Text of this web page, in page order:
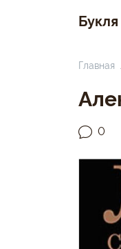
Букля
Главная
0